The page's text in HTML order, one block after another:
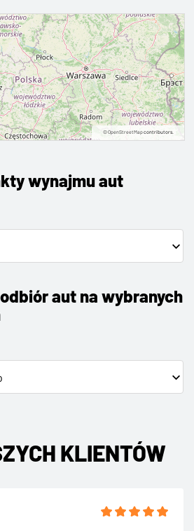
©OpenStreetMapcontributors.
wynajmu aut
aut na wybranych
KLIENTÓW